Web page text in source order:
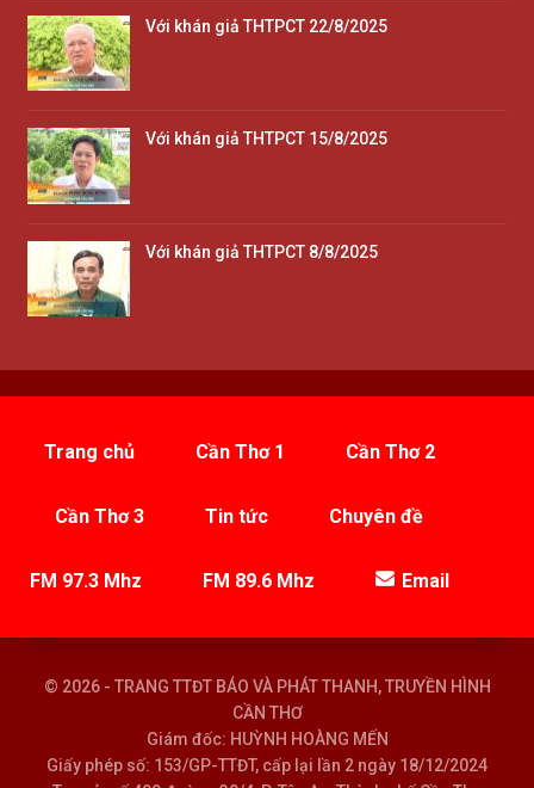
Với khán giả THTPCT 22/8/2025
Với khán giả THTPCT 15/8/2025
Với khán giả THTPCT 8/8/2025
Trang chủ Cần Thơ 1 Cần Thơ 2
Cần Thơ 3 Tin tức Chuyên đề
FM 97.3 Mhz FM 89.6 Mhz Email
© 2026 - TRANG TTĐT BÁO VÀ PHÁT THANH, TRUYỀN HÌNH
CẦN THƠ
Giám đốc: HUỲNH HOÀNG MẾN
Giấy phép số: 153/GP-TTĐT, cấp lại lần 2 ngày 18/12/2024